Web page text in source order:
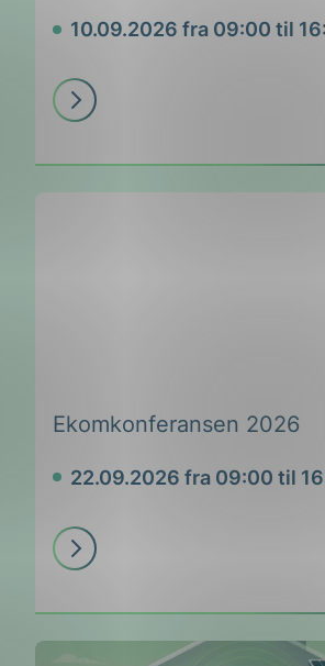
Dato
10.09.2026 fra 09:00 til
Les
mer
Ekomkonferansen 2026
Dato
22.09.2026 fra 09:00 til
Les
mer